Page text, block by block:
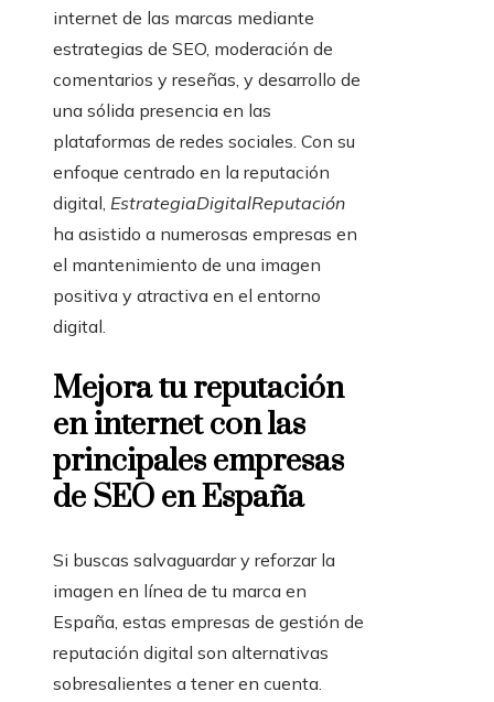
internet de las marcas mediante
estrategias de SEO, moderación de
comentarios y reseñas, y desarrollo de
una sólida presencia en las
plataformas de redes sociales. Con su
enfoque centrado en la reputación
digital, EstrategiaDigitalReputación
ha asistido a numerosas empresas en
el mantenimiento de una imagen
positiva y atractiva en el entorno
digital.
Mejora tu reputación
en internet con las
principales empresas
de SEO en España
Si buscas salvaguardar y reforzar la
imagen en línea de tu marca en
España, estas empresas de gestión de
reputación digital son alternativas
sobresalientes a tener en cuenta.